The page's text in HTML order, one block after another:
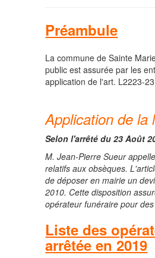
Préambule
La commune de Sainte
public est assurée par les
application de l'art. L2223-
Application de la
Selon l'arrêté du 23 Août
M. Jean-Pierre Sueur
relatifs aux obsèques.
de déposer en mairie un
2010. Cette disposition
opérateur funéraire pour
Liste des
arrêtée en 2019